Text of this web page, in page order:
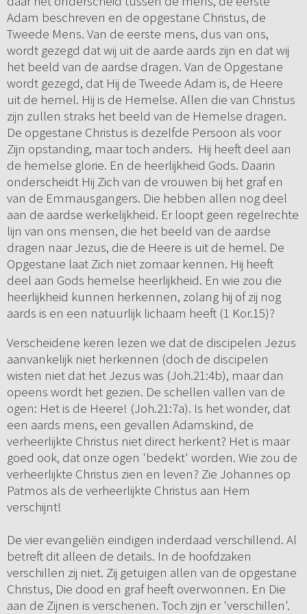
Adam beschreven en de opgestane Christus, de
Tweede Mens. Van de eerste mens, dus van ons,
wordt gezegd dat wij uit de aarde aards zijn en dat wij
het beeld van de aardse dragen. Van de Opgestane
wordt gezegd, dat Hij de Tweede Adam is, de Heere
uit de hemel. Hij is de Hemelse. Allen die van Christus
zijn zullen straks het beeld van de Hemelse dragen.
De opgestane Christus is dezelfde Persoon als voor
Zijn opstanding, maar toch anders. Hij heeft deel aan
de hemelse glorie. En de heerlijkheid Gods. Daarin
onderscheidt Hij Zich van de vrouwen bij het graf en
van de Emmausgangers. Die hebben allen nog deel
aan de aardse werkelijkheid. Er loopt geen regelrechte
lijn van ons mensen, die het beeld van de aardse
dragen naar Jezus, die de Heere is uit de hemel. De
Opgestane laat Zich niet zomaar kennen. Hij heeft
deel aan Gods hemelse heerlijkheid. En wie zou die
heerlijkheid kunnen herkennen, zolang hij of zij nog
aards is en een natuurlijk lichaam heeft (1 Kor.15)?
Verscheidene keren lezen we dat de discipelen Jezus
aanvankelijk niet herkennen (doch de discipelen
wisten niet dat het Jezus was (Joh.21:4b), maar dan
opeens wordt het gezien. De schellen vallen van de
ogen: Het is de Heere! (Joh.21:7a). Is het wonder, dat
een aards mens, een gevallen Adamskind, de
verheerlijkte Christus niet direct herkent? Het is maar
goed ook, dat onze ogen 'bedekt' worden. Wie zou de
verheerlijkte Christus zien en leven? Zie Johannes op
Patmos als de verheerlijkte Christus aan Hem
verschijnt!
De vier evangeliën eindigen inderdaad verschillend. Al
betreft dit alleen de details. In de hoofdzaken
verschillen zij niet. Zij getuigen allen van de opgestane
Christus, Die dood en graf heeft overwonnen. En Die
aan de Zijnen is verschenen. Toch zijn er 'verschillen'.